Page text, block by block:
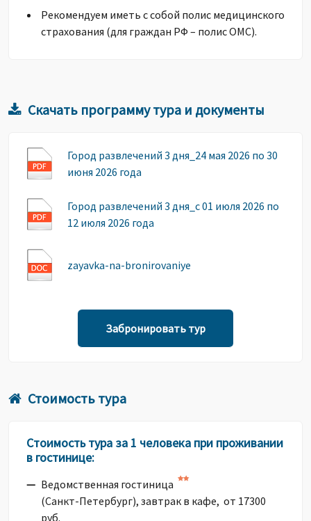
Рекомендуем иметь с собой полис медицинского
страхования (для граждан РФ – полис ОМС).
Скачать программу тура и документы
Город развлечений 3 дня_24 мая 2026 по 30
июня 2026 года
Город развлечений 3 дня_с 01 июля 2026 по
12 июля 2026 года
zayavka-na-bronirovaniye
Забронировать тур
Стоимость тура
Стоимость тура за 1 человека при проживании
в гостинице:
Ведомственная гостиница
(Санкт-Петербург), завтрак в кафе, от 17300
руб.